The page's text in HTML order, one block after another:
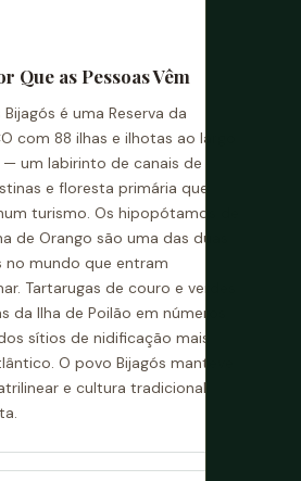
Que as Pessoas Vêm
é uma Reserva da
com 88 ilhas e ilhotas ao largo
um labirinto de canais de
e floresta primária que
turismo. Os hipopótamos de
de Orango são uma das duas
no mundo que entram
Tartarugas de couro e verdes
da Ilha de Poilão em números
sítios de nidificação mais
O povo Bijagós manteve
e cultura tradicional